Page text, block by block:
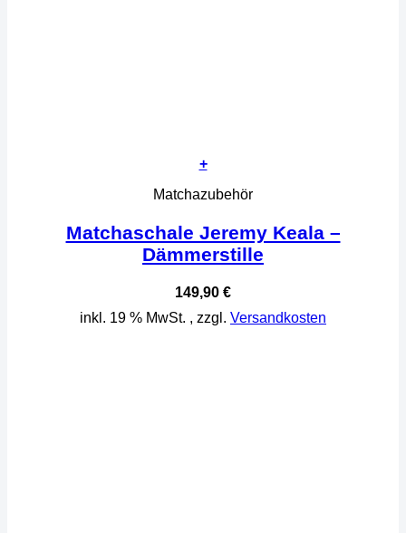
+
Matchazubehör
Matchaschale Jeremy Keala –
Dämmerstille
149,90 €
inkl. 19 % MwSt. , zzgl. Versandkosten